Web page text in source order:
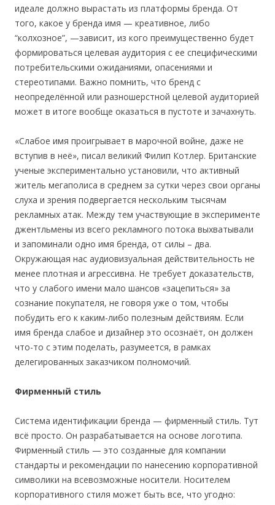
идеале должно вырастать из платформы бренда. От
того, какое у бренда имя — креативное, либо
“колхозное”, —зависит, из кого преимущественно будет
формироваться целевая аудитория с ее специфическими
потребительскими ожиданиями, опасениями и
стереотипами. Важно помнить, что бренд с
неопределённой или разношерстной целевой аудиторией
может в итоге вообще оказаться в пустоте и зачахнуть.
«Слабое имя проигрывает в марочной войне, даже не
вступив в неё», писал великий Филип Котлер. Британские
ученые экспериментально установили, что активный
житель мегаполиса в среднем за сутки через свои органы
слуха и зрения подвергается нескольким тысячам
рекламных атак. Между тем участвующие в эксперименте
джентльмены из всего рекламного потока выхватывали
и запоминали одно имя бренда, от силы – два.
Окружающая нас аудиовизуальная действительность не
менее плотная и агрессивна. Не требует доказательств,
что у слабого имени мало шансов «зацепиться» за
сознание покупателя, не говоря уже о том, чтобы
побудить его к каким-либо полезным действиям. Если
имя бренда слабое и дизайнер это осознаёт, он должен
что-то с этим поделать, разумеется, в рамках
делегированных заказчиком полномочий.
Фирменный стиль
Система идентификации бренда — фирменный стиль. Тут
всё просто. Он разрабатывается на основе логотипа.
Фирменный стиль — это созданные для компании
стандарты и рекомендации по нанесению корпоративной
символики на всевозможные носители. Носителем
корпоративного стиля может быть все, что угодно: